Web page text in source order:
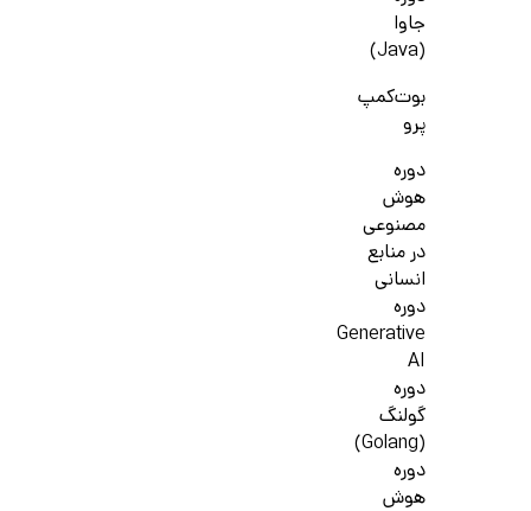
جاوا
(Java)
بوت‌کمپ
پرو
دوره
هوش
مصنوعی
در منابع
انسانی
دوره
Generative
AI
دوره
گولنگ
(Golang)
دوره
هوش